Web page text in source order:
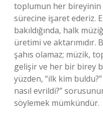
toplumun her bireyinin
sürecine işaret ederiz.
bakıldığında, halk
üretimi ve
şahıs olamaz; müzik,
gelişir ve her bir birey
yüzden, “ilk kim
nasıl evrildi?”
söylemek mümkündür.